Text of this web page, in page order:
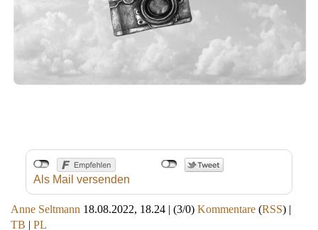
Als Mail versenden
Anne Seltmann 18.08.2022, 18.24 | (3/0) Kommentare (RSS) |
TB | PL